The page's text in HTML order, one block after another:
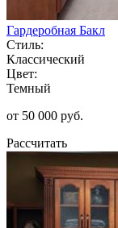
Гардеробная Бакл
Стиль:
Классический
Цвет:
Темный
от 50 000 руб.
Рассчитать